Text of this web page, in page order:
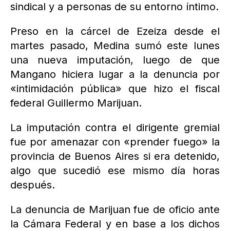
sindical y a personas de su entorno íntimo.
Preso en la cárcel de Ezeiza desde el
martes pasado, Medina sumó este lunes
una nueva imputación, luego de que
Mangano hiciera lugar a la denuncia por
«intimidación pública» que hizo el fiscal
federal Guillermo Marijuan.
La imputación contra el dirigente gremial
fue por amenazar con «prender fuego» la
provincia de Buenos Aires si era detenido,
algo que sucedió ese mismo día horas
después.
La denuncia de Marijuan fue de oficio ante
la Cámara Federal y en base a los dichos